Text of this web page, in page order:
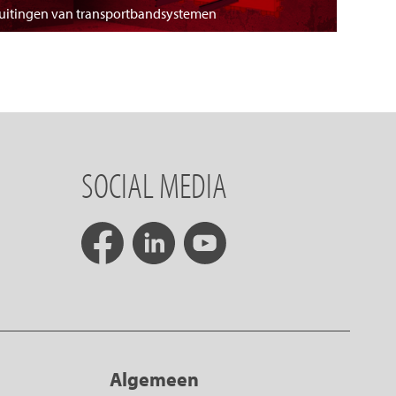
van transportbandsystemen
SOCIAL MEDIA
Algemeen